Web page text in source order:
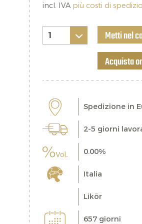
incl. IVA più costi di
Metti nel
Acquista
Spedizione in
2-5 giorni
0.00%
Italia
Likör
657 giorni